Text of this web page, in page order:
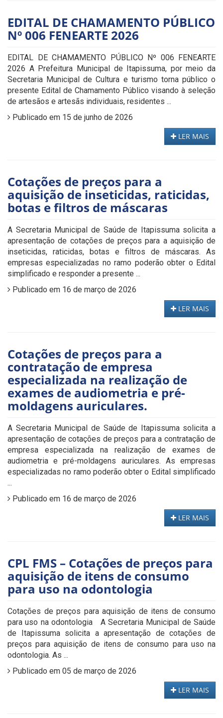
EDITAL DE CHAMAMENTO PÚBLICO
Nº 006 FENEARTE 2026
EDITAL DE CHAMAMENTO PÚBLICO Nº 006 FENEARTE
2026 A Prefeitura Municipal de Itapissuma, por meio da
Secretaria Municipal de Cultura e turismo torna público o
presente Edital de Chamamento Público visando à seleção
de artesãos e artesãs individuais, residentes ...
Publicado em 15 de junho de 2026
LER MAIS
Cotações de preços para a
aquisição de inseticidas, raticidas,
botas e filtros de máscaras
A Secretaria Municipal de Saúde de Itapissuma solicita a
apresentação de cotações de preços para a aquisição de
inseticidas, raticidas, botas e filtros de máscaras. As
empresas especializadas no ramo poderão obter o Edital
simplificado e responder a presente ...
Publicado em 16 de março de 2026
LER MAIS
Cotações de preços para a
contratação de empresa
especializada na realização de
exames de audiometria e pré-
moldagens auriculares.
A Secretaria Municipal de Saúde de Itapissuma solicita a
apresentação de cotações de preços para a contratação de
empresa especializada na realização de exames de
audiometria e pré-moldagens auriculares. As empresas
especializadas no ramo poderão obter o Edital simplificado
...
Publicado em 16 de março de 2026
LER MAIS
CPL FMS – Cotações de preços para
aquisição de itens de consumo
para uso na odontologia
Cotações de preços para aquisição de itens de consumo
para uso na odontologia A Secretaria Municipal de Saúde
de Itapissuma solicita a apresentação de cotações de
preços para aquisição de itens de consumo para uso na
odontologia. As ...
Publicado em 05 de março de 2026
LER MAIS